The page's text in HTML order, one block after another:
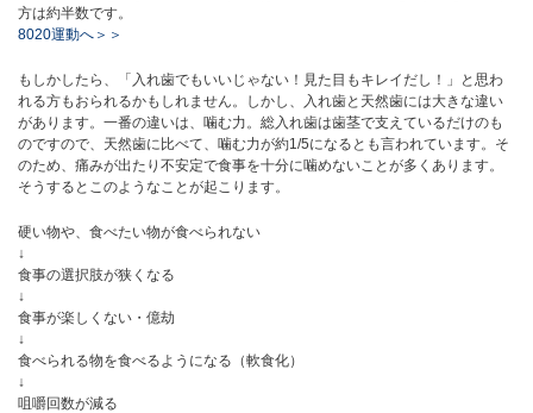
方は約半数です。
8020運動へ＞＞
もしかしたら、「入れ歯でもいいじゃない！見た目もキレイだし！」と思わ
れる方もおられるかもしれません。しかし、入れ歯と天然歯には大きな違い
があります。一番の違いは、噛む力。総入れ歯は歯茎で支えているだけのも
のですので、天然歯に比べて、噛む力が約1/5になるとも言われています。そ
のため、痛みが出たり不安定で食事を十分に噛めないことが多くあります。
そうするとこのようなことが起こります。
硬い物や、食べたい物が食べられない
↓
食事の選択肢が狭くなる
↓
食事が楽しくない・億劫
↓
食べられる物を食べるようになる（軟食化）
↓
咀嚼回数が減る